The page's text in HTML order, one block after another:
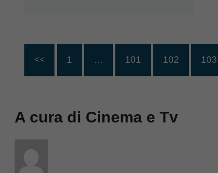
<< 1 … 101 102 103
A cura di Cinema e Tv